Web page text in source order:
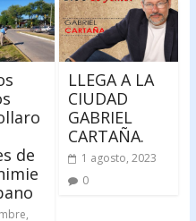
de
LLEGA A LA
CIUDAD
GABRIEL
CARTAÑA.
1 agosto, 2023
0